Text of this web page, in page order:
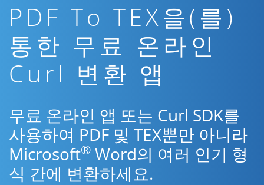
PDF To TEX을(를)
통한 무료 온라인
Curl 변환 앱
무료 온라인 앱 또는 Curl SDK를
사용하여 PDF 및 TEX뿐만 아니라
Microsoft® Word의 여러 인기 형
식 간에 변환하세요.